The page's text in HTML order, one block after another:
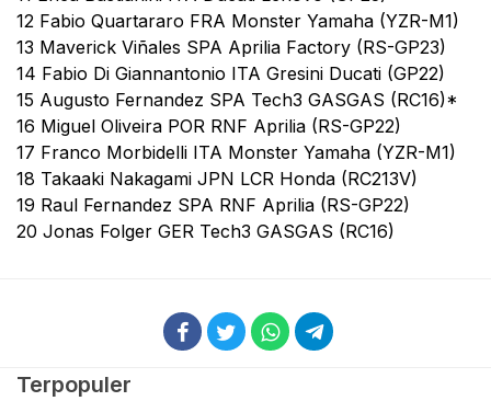
12 Fabio Quartararo FRA Monster Yamaha (YZR-M1)
13 Maverick Viñales SPA Aprilia Factory (RS-GP23)
14 Fabio Di Giannantonio ITA Gresini Ducati (GP22)
15 Augusto Fernandez SPA Tech3 GASGAS (RC16)*
16 Miguel Oliveira POR RNF Aprilia (RS-GP22)
17 Franco Morbidelli ITA Monster Yamaha (YZR-M1)
18 Takaaki Nakagami JPN LCR Honda (RC213V)
19 Raul Fernandez SPA RNF Aprilia (RS-GP22)
20 Jonas Folger GER Tech3 GASGAS (RC16)
Terpopuler